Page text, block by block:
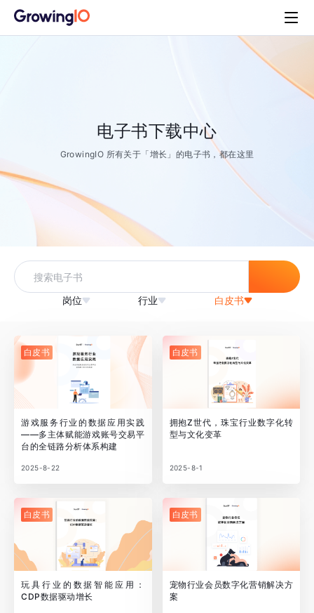
电子书下载中心
GrowingIO 所有关于「增长」的电子书，都在这里
岗位 行业 白皮书
白皮书
游戏服务行业的数据应用实践
——多主体赋能游戏账号交易平
台的全链路分析体系构建
2025-8-22
白皮书
拥抱Z世代，珠宝行业数字化转
型与文化变革
2025-8-1
白皮书
玩具行业的数据智能应用：
CDP数据驱动增长
白皮书
宠物行业会员数字化营销解决方
案